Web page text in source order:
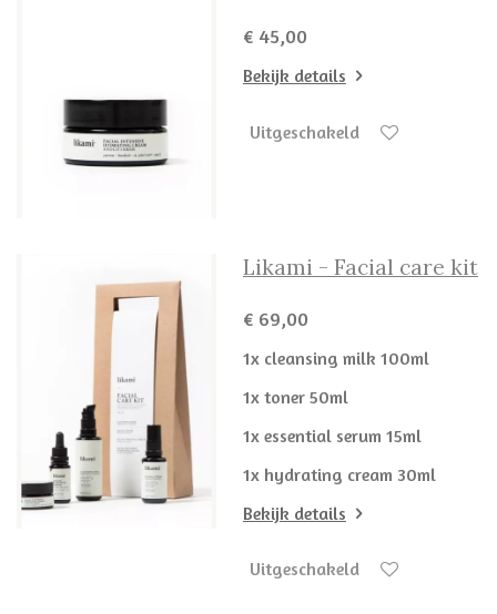
€ 45,00
Bekijk details
Uitgeschakeld
Likami - Facial care kit
€ 69,00
1x cleansing milk 100ml
1x toner 50ml
1x essential serum 15ml
1x hydrating cream 30ml
Bekijk details
Uitgeschakeld